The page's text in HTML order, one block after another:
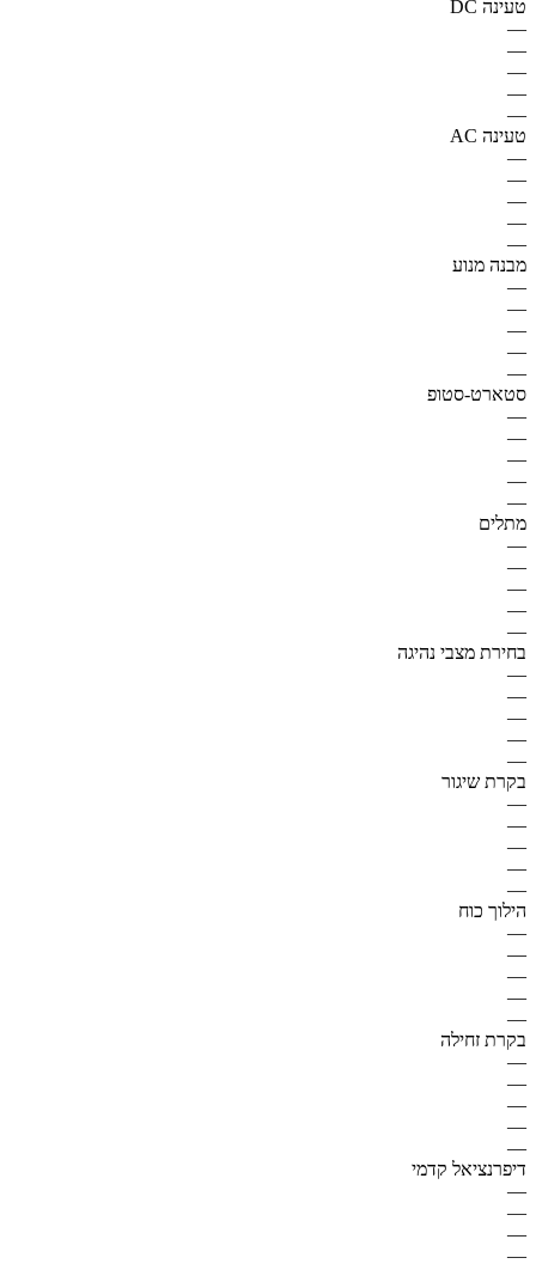
טעינה DC
—
—
—
—
—
טעינה AC
—
—
—
—
—
מבנה מנוע
—
—
—
—
—
סטארט-סטופ
—
—
—
—
—
מתלים
—
—
—
—
—
בחירת מצבי נהיגה
—
—
—
—
—
בקרת שיגור
—
—
—
—
—
הילוך כוח
—
—
—
—
—
בקרת זחילה
—
—
—
—
—
דיפרנציאל קדמי
—
—
—
—